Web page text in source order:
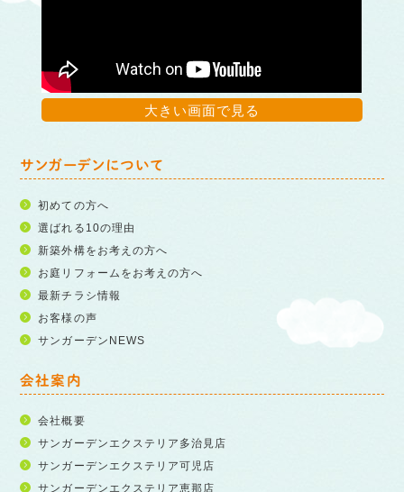
大きい画面で見る
サンガーデンについて
初めての方へ
選ばれる10の理由
新築外構をお考えの方へ
お庭リフォームをお考えの方へ
最新チラシ情報
お客様の声
サンガーデンNEWS
会社案内
会社概要
サンガーデンエクステリア多治見店
サンガーデンエクステリア可児店
サンガーデンエクステリア恵那店